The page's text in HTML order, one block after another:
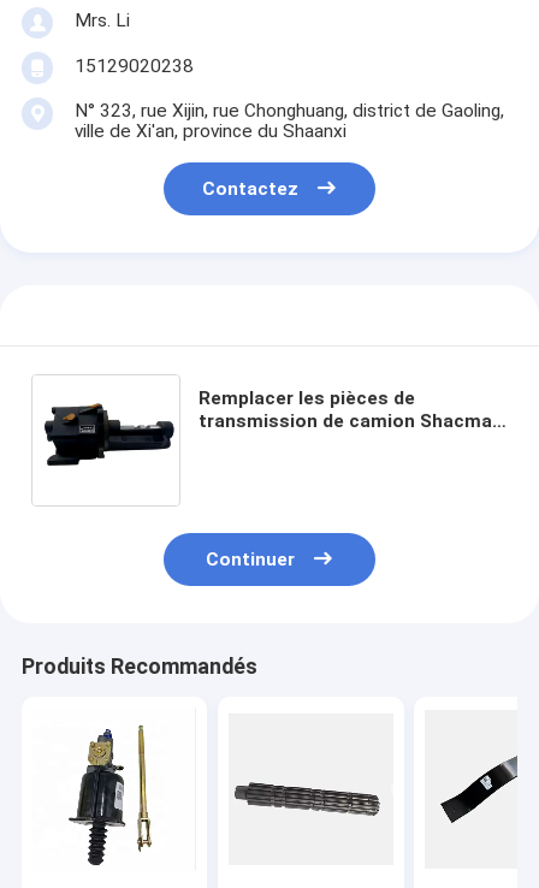
Mrs. Li
15129020238
N° 323, rue Xijin, rue Chonghuang, district de Gaoling,
ville de Xi'an, province du Shaanxi
Contactez
Remplacer les pièces de
transmission de camion Shacman
Continuer
Produits Recommandés